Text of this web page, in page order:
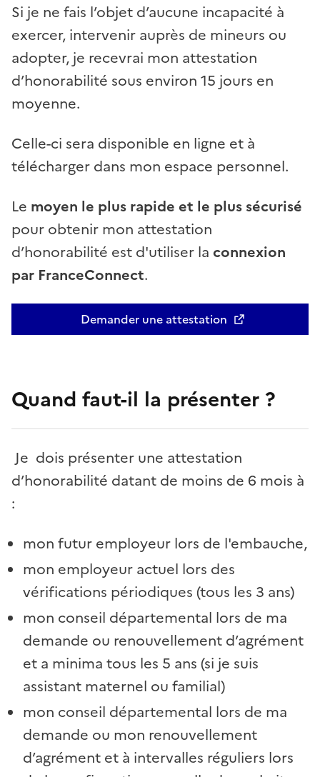
Si je ne fais l’objet d’aucune incapacité à
exercer, intervenir auprès de mineurs ou
adopter, je recevrai mon attestation
d’honorabilité sous environ 15 jours en
moyenne.
Celle-ci sera disponible en ligne et à
télécharger dans mon espace personnel.
Le moyen le plus rapide et le plus sécurisé
pour obtenir mon attestation
d’honorabilité est d'utiliser la connexion
par FranceConnect.
Demander une attestation
Quand faut-il la présenter ?
Je dois présenter une attestation
d’honorabilité datant de moins de 6 mois à
:
mon futur employeur lors de l'embauche,
mon employeur actuel lors des
vérifications périodiques (tous les 3 ans)
mon conseil départemental lors de ma
demande ou renouvellement d’agrément
et a minima tous les 5 ans (si je suis
assistant maternel ou familial)
mon conseil départemental lors de ma
demande ou mon renouvellement
d’agrément et à intervalles réguliers lors